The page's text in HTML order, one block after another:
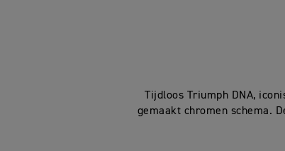
Tijdloos Triumph DNA,
gemaakt chromen schema.